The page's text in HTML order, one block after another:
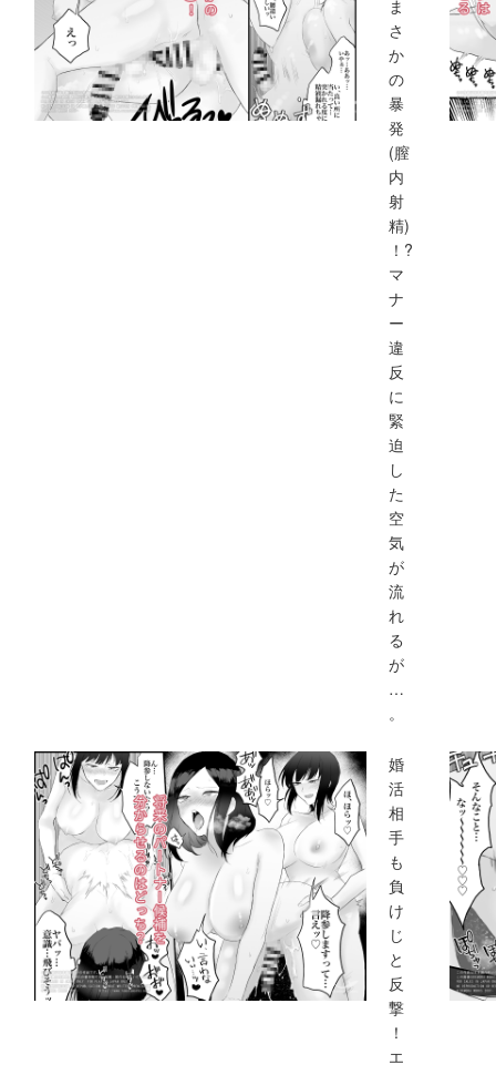
ま
さ
か
の
暴
発
(膣
内
射
精)
！?
マ
ナ
ー
違
反
に
緊
迫
し
た
空
気
が
流
れ
る
が
…
。
婚
活
相
手
も
負
け
じ
と
反
撃
！
エ